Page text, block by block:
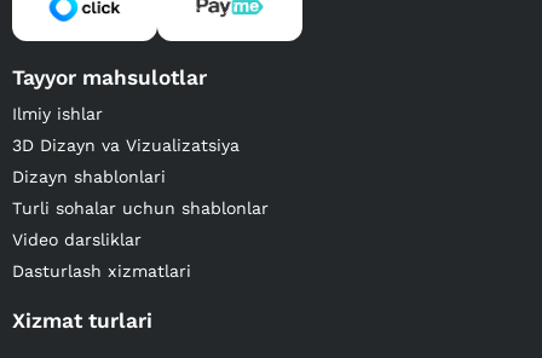
Tayyor mahsulotlar
Ilmiy ishlar
3D Dizayn va Vizualizatsiya
Dizayn shablonlari
Turli sohalar uchun shablonlar
Video darsliklar
Dasturlash xizmatlari
Xizmat turlari